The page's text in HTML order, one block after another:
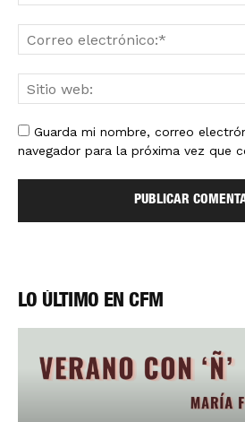
Guarda mi nombre, correo
navegador para la próxima vez que
LO ÚLTIMO EN CFM